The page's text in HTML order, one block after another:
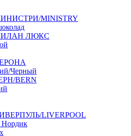
МИНИСТРИ/MINISTRY
МИЛАН ЛЮКС
Черный
BERN
LIVERPOOL
Нордик